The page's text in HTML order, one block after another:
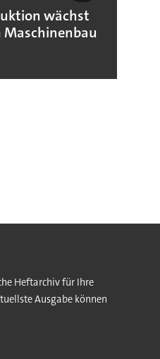
wächst
Heftarchiv für Ihre
Ausgabe können